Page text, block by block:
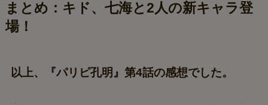
まとめ：キド、七海と2人の新キャラ登
場！
以上、『パリピ孔明』第4話の感想でした。